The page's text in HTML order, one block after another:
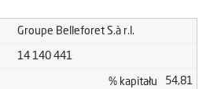
Groupe Belleforet S.à r.l.
14 140 441
% kapitału
54,81